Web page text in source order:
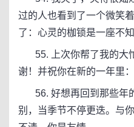
过的人也看到了一个微笑
了：心灵的枷锁是一座不
55. 上次你帮了我的大
谢！并祝你在新的一年里
56. 好想再回到那些年
别，当季节不停更迭。与